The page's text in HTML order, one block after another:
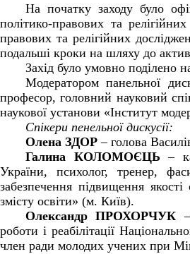
На початку заходу було
політико-правових та
правових та релігійних
подальші кроки на шляху до
Захід було умовно поділено
Модератором панельної
професор, головний науковий
наукової установи «Інститут
Спікери пенельної дискусії:
Олена ЗДОР – голова
Галина КОЛОМОЄЦЬ –
України, психолог, тренер,
забезпечення підвищення якості
змісту освіти» (м. Київ).
Олександр ПРОХОРЧУК
роботи і реабілітації
член ради молодих учених при